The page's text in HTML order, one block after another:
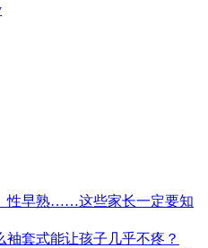
性早熟……这些家长一定要知
袖套式能让孩子几乎不疼？